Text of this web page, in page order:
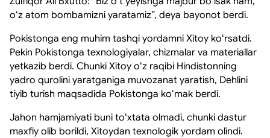
oʻz atom bombamizni yaratamiz”, deya bayonot berdi.
Pokistonga eng muhim tashqi yordamni Xitoy koʻrsatdi.
Pekin Pokistonga texnologiyalar, chizmalar va materiallar
yetkazib berdi. Chunki Xitoy oʻz raqibi Hindistonning
yadro qurolini yaratganiga muvozanat yaratish, Dehlini
tiyib turish maqsadida Pokistonga koʻmak berdi.
Jahon hamjamiyati buni toʻxtata olmadi, chunki dastur
maxfiy olib borildi, Xitoydan texnologik yordam olindi.